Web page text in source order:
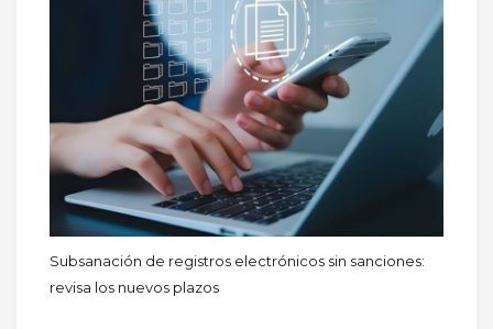
Subsanación de registros electrónicos sin sanciones:
revisa los nuevos plazos